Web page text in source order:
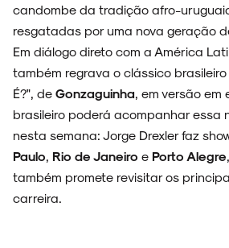
candombe da tradição afro-
resgatadas por uma nova geração
Em diálogo direto com a América
também regrava o clássico brasileiro
É?", de Gonzaguinha , em versão
brasileiro poderá acompanhar essa
nesta semana: Jorge Drexler faz
Paulo Rio de Janeiro e Porto Alegre
também promete revisitar os
carreira.